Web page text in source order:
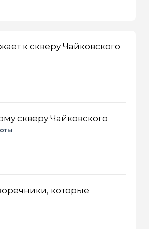
к скверу Чайковского
скверу Чайковского
которые